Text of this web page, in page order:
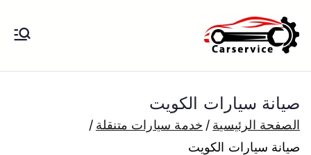
إلى
المحتوى
الكويت
بنشر متنقل الكويت كهرباء وبنشر تبديل
بارخص الاسعار
صيانة سيارات الكويت
الصفحة الرئيسية
خدمة سيارات متنقلة
صيانة سيارات الكويت